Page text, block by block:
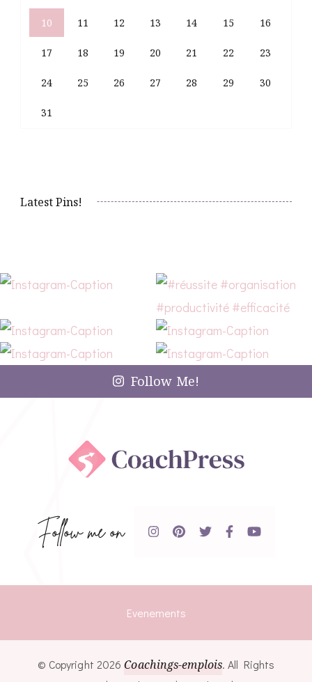
10 11 12 13 14 15 16
17 18 19 20 21 22 23
24 25 26 27 28 29 30
31
Latest Pins!
Follow Me!
Follow me on
Evenements
© Copyright 2026Coachings-emplois. All Rights